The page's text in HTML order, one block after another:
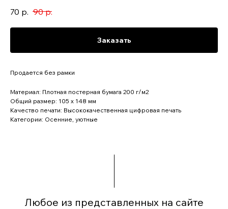
70 р. 90 р.
Заказать
Продается без рамки
Материал: Плотная постерная бумага 200 г/м2
Общий размер: 105 x 148 мм
Качество печати: Высококачественная цифровая печать
Категории: Осенние, уютные
Любое из представленных на сайте